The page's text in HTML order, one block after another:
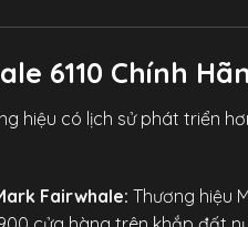
6110 Chính
hiệu có lịch sử phát triển
Fairwhale: Thương hiệu